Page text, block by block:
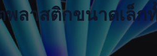
พลาสติกขนาดเล็